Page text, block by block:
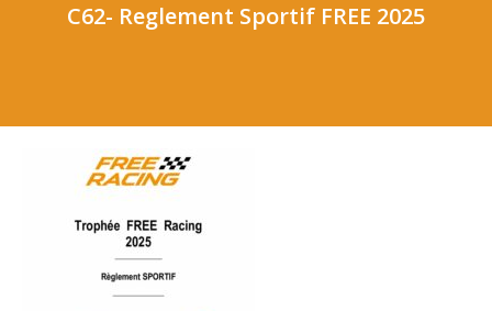
C62- Reglement Sportif FREE 2025